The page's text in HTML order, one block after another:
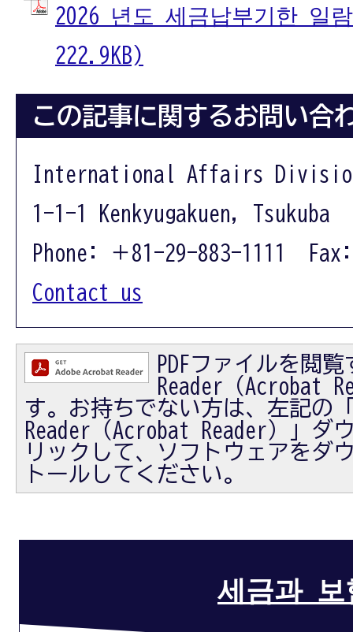
2026 년도 세금납부기한 일
222.9KB)
この記事に関するお問い合
International Affairs
1-1-1 Kenkyugakuen, Tsukuba
Phone: ＋81-29-883-1111
Contact us
PDFファイルを閲
Reader（Acrobat
す。お持ちでない方は、左記の
Reader（Acrobat Reader）」ダ
リックして、ソフトウェアをダ
トールしてください。
세금과 보